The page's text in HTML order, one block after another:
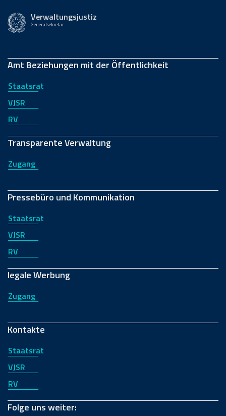
Verwaltungsjustiz
Generalsekretär
Amt Beziehungen mit der Öffentlichkeit
Staatsrat
VJSR
RV
Transparente Verwaltung
Zugang
Pressebüro und Kommunikation
Staatsrat
VJSR
RV
legale Werbung
Zugang
Kontakte
Staatsrat
VJSR
RV
Folge uns weiter: